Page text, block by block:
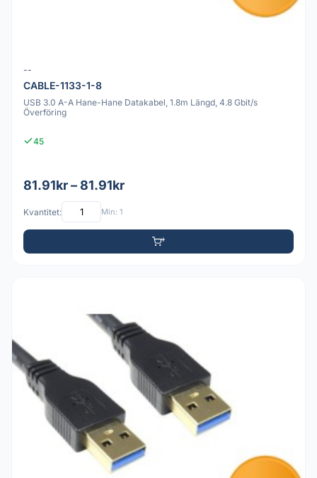
--
CABLE-1133-1-8
USB 3.0 A-A Hane-Hane Datakabel, 1.8m Längd, 4.8 Gbit/s
Överföring
45
81.91kr – 81.91kr
Kvantitet: Min: 1